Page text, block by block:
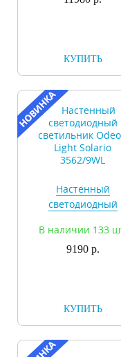
КУПИТЬ
Настенный
светодиодный
Light Solario
3562/9WL
В наличии 133
9190 р.
КУПИТЬ